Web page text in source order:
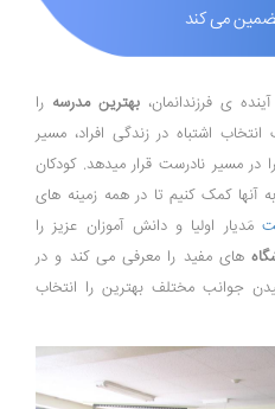
تضمین می کند
ی فرزندانمان،بهترین مدرسه را
اشتباه در زندگی افراد، مسیر
در مسیر نادرست قرار میدهد. کودکان
آنها کمک کنیم تا در همه زمینه های
مَدیار اولیا و دانش آموزان عزیز را
های مفید را معرفی می کند و در
جوانب مختلف بهترین را انتخاب